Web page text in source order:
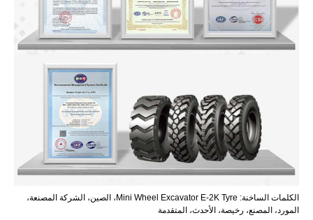
الكلمات الساخنة: Mini Wheel Excavator E-2K Tyre، الصين، الشركة المصنعة،
المورد، المصنع، رخيصة، الأحدث، المتقدمة